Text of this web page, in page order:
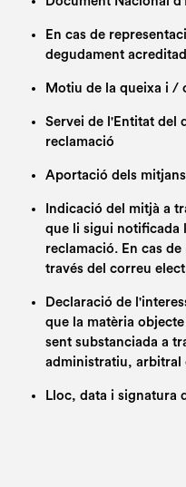
En cas de
degudament
Motiu de la queixa i /
Servei de l'Entitat del
reclamació
Aportació dels
Indicació del mitjà a
que li sigui notificada
reclamació. En cas
través del correu
Declaració de
que la matèria
sent substanciada a
administratiu, arbitral
Lloc, data i signatura